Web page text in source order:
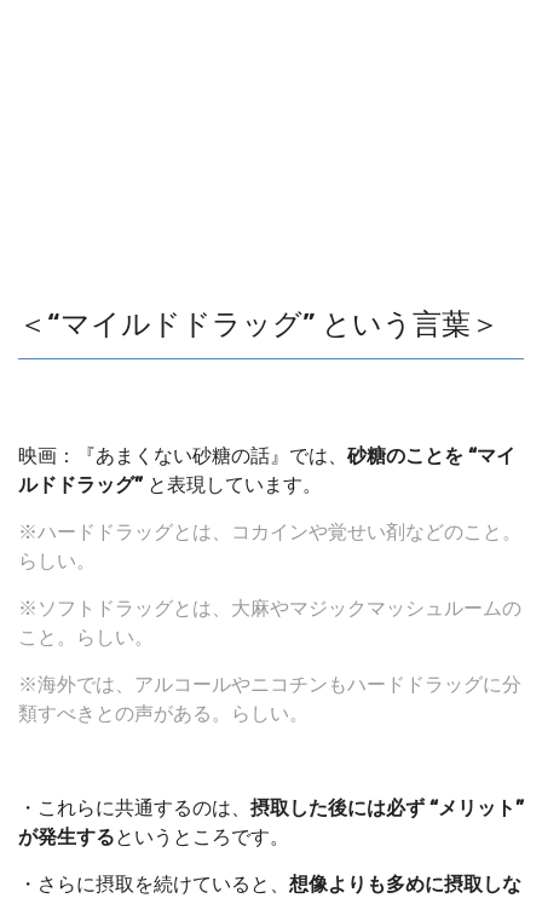
＜“マイルドドラッグ” という言葉＞
映画：『あまくない砂糖の話』では、 砂糖のことを “マイ
ルドドラッグ” と表現しています。
※ハードドラッグとは、コカインや覚せい剤などのこと。
らしい。
※ソフトドラッグとは、大麻やマジックマッシュルームの
こと。らしい。
※海外では、アルコールやニコチンもハードドラッグに分
類すべきとの声がある。らしい。
・これらに共通するのは、 摂取した後には必ず “メリット”
が発生するというところです。
・さらに摂取を続けていると、 想像よりも多めに摂取しな